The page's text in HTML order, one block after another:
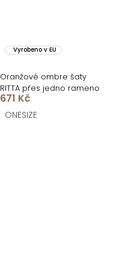
Vyrobeno v EU
Oranžové ombre šaty
RITTA přes jedno rameno
671 Kč
ONESIZE